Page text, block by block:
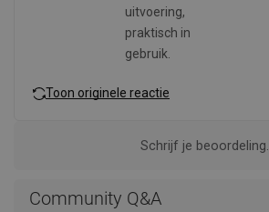
uitvoering,
praktisch in
gebruik.
Toon originele reactie
Schrijf je beoordeling.
Community Q&A